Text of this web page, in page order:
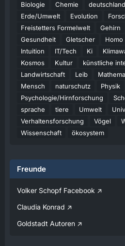
Externer Inhalt
Inhalte von externen
Ihre Zustimmung nicht
und angezeigt.
Alle externen
Durch die Aktivierung der
erklären Sie sich damit
übermittelt werden. Mehr
haben wir in unserer
Verfügung gestellt.
Jetzt Online!
Ihre Zustimmung nicht
Biologie
Chemie deutschland
Erde/Umwelt
Evolution
Freistetters Formelwelt
Gehirn
Gesundheit
Gletscher Homo
Intuition
IT/Tech Ki
Kosmos
Kultur
künstliche
Landwirtschaft
Leib
Mensch
naturschutz
Physik
Psychologie/Hirnforschung
sprache
tiere Umwelt
Verhaltensforschung
Vögel
Wissenschaft
ökosystem
Freunde
Volker Schopf Facebook
Claudia Konrad
Goldstadt Autoren